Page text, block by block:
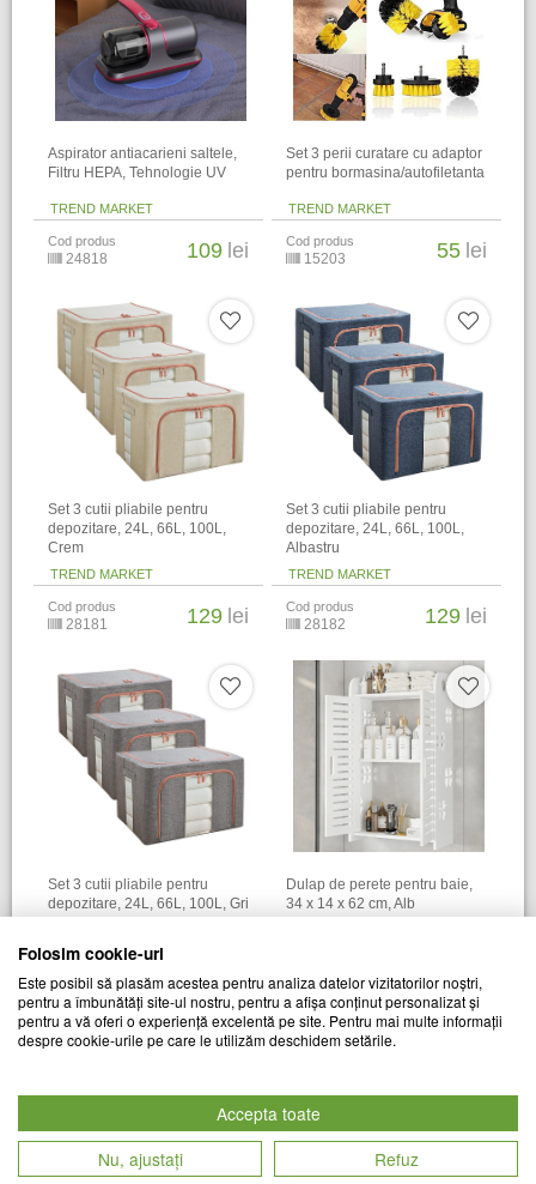
Aspirator antiacarieni saltele,
Filtru HEPA, Tehnologie UV
TREND MARKET
Cod produs
24818 109 lei
Set 3 perii curatare cu adaptor
pentru bormasina/autofiletanta
TREND MARKET
Cod produs
15203 55 lei
Set 3 cutii pliabile pentru
depozitare, 24L, 66L, 100L,
Crem
TREND MARKET
Cod produs
28181 129 lei
Set 3 cutii pliabile pentru
depozitare, 24L, 66L, 100L,
Albastru
TREND MARKET
Cod produs
28182 129 lei
Set 3 cutii pliabile pentru
depozitare, 24L, 66L, 100L, Gri
28180 129 lei
Dulap de perete pentru baie,
34 x 14 x 62 cm​, Alb
28320 99 lei
Folosim cookie-uri
Este posibil să plasăm acestea pentru analiza datelor vizitatorilor noștri,
pentru a îmbunătăți site-ul nostru, pentru a afișa conținut personalizat și
pentru a vă oferi o experiență excelentă pe site. Pentru mai multe informații
despre cookie-urile pe care le utilizăm deschidem setările.
Accepta toate
Nu, ajustați
Refuz